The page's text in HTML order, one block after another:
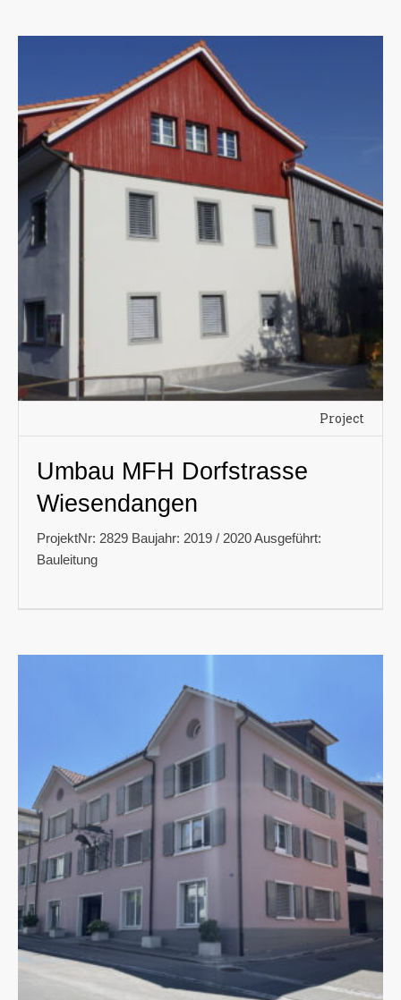
Project
Umbau MFH Dorfstrasse
Wiesendangen
ProjektNr: 2829 Baujahr: 2019 / 2020 Ausgeführt:
Bauleitung